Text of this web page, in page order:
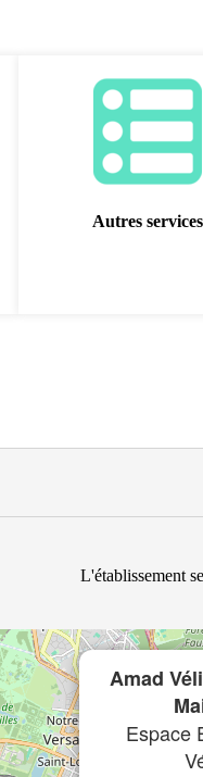
Autres services
L'établissement
Amad
Espace